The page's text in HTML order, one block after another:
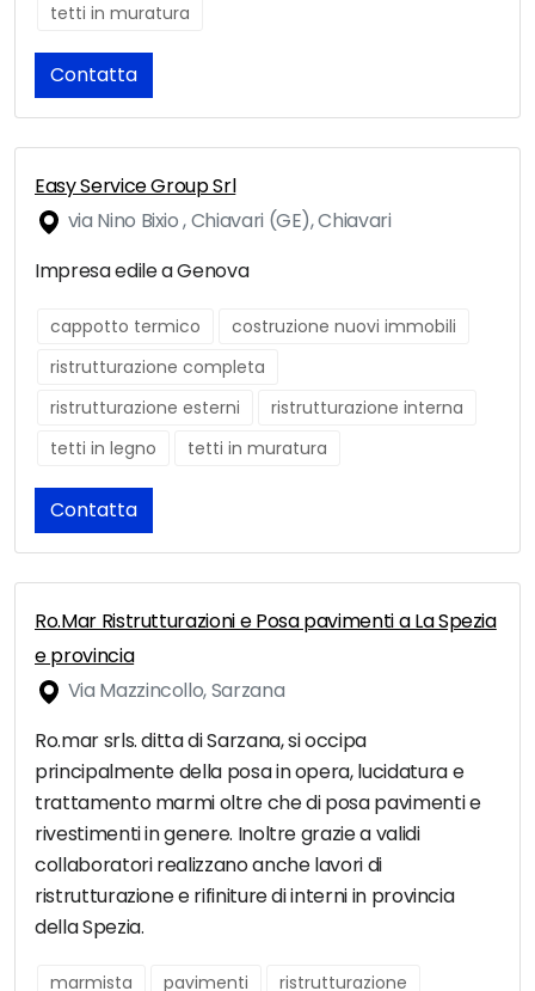
tetti in muratura
Contatta
Easy Service Group Srl
via Nino Bixio , Chiavari (GE), Chiavari
Impresa edile a Genova
cappotto termico
costruzione nuovi immobili
ristrutturazione completa
ristrutturazione esterni
ristrutturazione interna
tetti in legno
tetti in muratura
Contatta
Ro.Mar Ristrutturazioni e Posa pavimenti a La Spezia
e provincia
Via Mazzincollo, Sarzana
Ro.mar srls. ditta di Sarzana, si occipa
principalmente della posa in opera, lucidatura e
trattamento marmi oltre che di posa pavimenti e
rivestimenti in genere. Inoltre grazie a validi
collaboratori realizzano anche lavori di
ristrutturazione e rifiniture di interni in provincia
della Spezia.
marmista pavimenti ristrutturazione